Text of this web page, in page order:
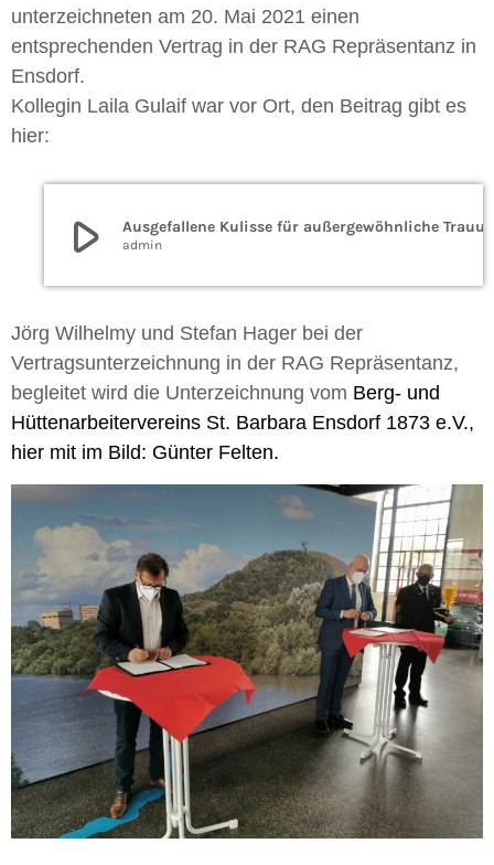
unterzeichneten am 20. Mai 2021 einen
entsprechenden Vertrag in der RAG Repräsentanz in
Ensdorf.
Kollegin Laila Gulaif war vor Ort, den Beitrag gibt es
hier:
play_arrow admin
Jörg Wilhelmy und Stefan Hager bei der
Vertragsunterzeichnung in der RAG Repräsentanz,
begleitet wird die Unterzeichnung vom Berg- und
Hüttenarbeitervereins St. Barbara Ensdorf 1873 e.V.,
hier mit im Bild: Günter Felten.